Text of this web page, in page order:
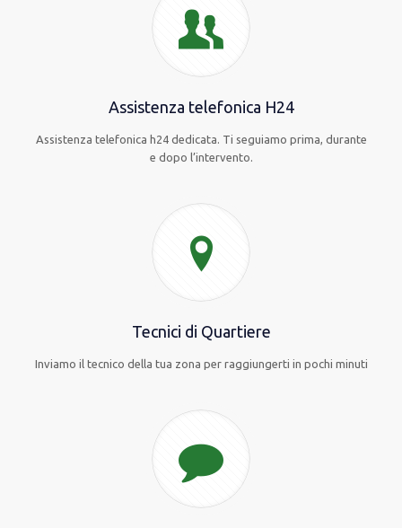
Assistenza telefonica H24
Assistenza telefonica h24 dedicata. Ti seguiamo prima, durante
e dopo l’intervento.
Tecnici di Quartiere
Inviamo il tecnico della tua zona per raggiungerti in pochi minuti